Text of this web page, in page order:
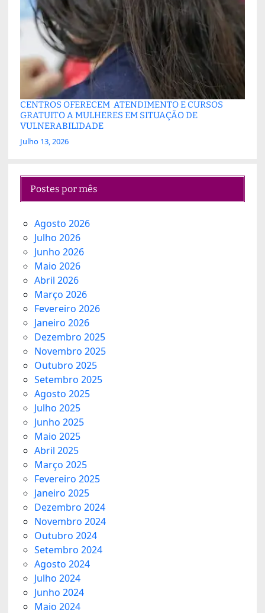
CENTROS OFERECEM ATENDIMENTO E CURSOS
GRATUITO A MULHERES EM SITUAÇÃO DE
VULNERABILIDADE
Julho 13, 2026
Postes por mês
Agosto 2026
Julho 2026
Junho 2026
Maio 2026
Abril 2026
Março 2026
Fevereiro 2026
Janeiro 2026
Dezembro 2025
Novembro 2025
Outubro 2025
Setembro 2025
Agosto 2025
Julho 2025
Junho 2025
Maio 2025
Abril 2025
Março 2025
Fevereiro 2025
Janeiro 2025
Dezembro 2024
Novembro 2024
Outubro 2024
Setembro 2024
Agosto 2024
Julho 2024
Junho 2024
Maio 2024